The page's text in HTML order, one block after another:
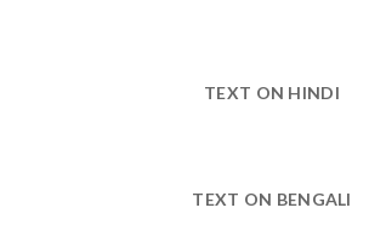
TEXT ON HINDI
TEXT ON BENGALI